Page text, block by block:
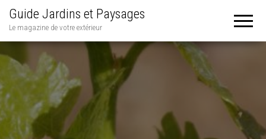
Guide Jardins et Paysages
Le magazine de votre extérieur